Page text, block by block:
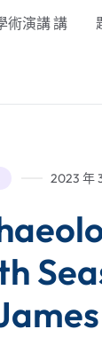
術演講 講 題
2023 年